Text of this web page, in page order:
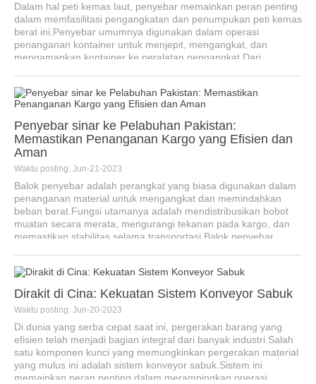
Dalam hal peti kemas laut, penyebar memainkan peran penting
dalam memfasilitasi pengangkatan dan penumpukan peti kemas
berat ini.Penyebar umumnya digunakan dalam operasi
penanganan kontainer untuk menjepit, mengangkat, dan
mengamankan kontainer ke peralatan pengangkat.Dari
Penyebar sinar ke Pelabuhan Pakistan:
Memastikan Penanganan Kargo yang Efisien dan
Aman
Waktu posting: Jun-21-2023
Balok penyebar adalah perangkat yang biasa digunakan dalam
penanganan material untuk mengangkat dan memindahkan
beban berat.Fungsi utamanya adalah mendistribusikan bobot
muatan secara merata, mengurangi tekanan pada kargo, dan
memastikan stabilitas selama transportasi.Balok penyebar,
Dirakit di Cina: Kekuatan Sistem Konveyor Sabuk
Waktu posting: Jun-20-2023
Di dunia yang serba cepat saat ini, pergerakan barang yang
efisien telah menjadi bagian integral dari banyak industri.Salah
satu komponen kunci yang memungkinkan pergerakan material
yang mulus ini adalah sistem konveyor sabuk.Sistem ini
memainkan peran penting dalam merampingkan operasi...